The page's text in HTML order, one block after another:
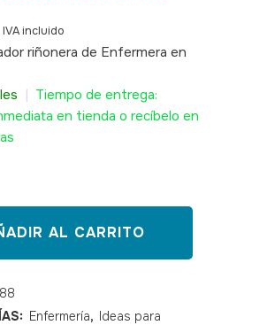
IVA incluido
riñonera de Enfermera en
| Tiempo de entrega:
en tienda o recíbelo en
AL CARRITO
Enfermería, Ideas para